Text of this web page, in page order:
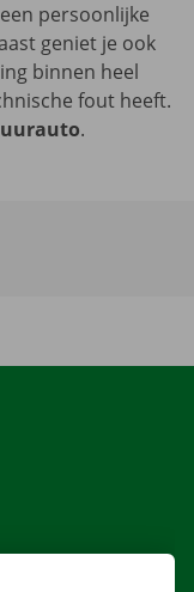
persoonlijke
geniet je ook
binnen heel
fout heeft.
.